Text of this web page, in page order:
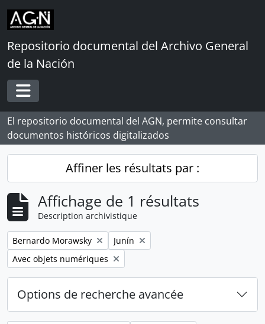
Skip to main content
Repositorio documental del Archivo General
de la Nación
Toggle navigation
El repositorio documental del AGN, permite consultar
documentos históricos digitalizados
Affiner les résultats par :
Affichage de 1 résultats
Description archivistique
Remove filter:
Bernardo Morawsky Remove filter:
Junín
Remove filter:
Avec objets numériques
Options de recherche avancée